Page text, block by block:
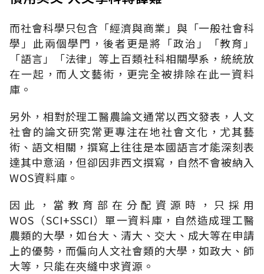
而社會科學只包含「經濟與商業」與「一般社會科
學」此兩個學門，後者更是將「政治」「教育」
「語言」「法律」等上百類社科相關學系，統統放
在一起，而人文藝術，更完全被排除在此一資料
庫。
另外，相對於理工醫農論文通常以西文發表，人文
社會的論文研究常更專注在地社會文化，尤其藝
術、語文相關，撰寫上往往是本國語言才能深刻表
達其中意涵，但卻因非西文撰寫，自然不會被納入
WOS資料庫。
因此，當教育部在分配資源時，只採用
WOS（SCI+SSCI）單一資料庫，自然造成理工醫
農類的大學，如台大、清大、交大、成大等在申請
上的優勢，而偏向人文社會類的大學，如政大、師
大等，只能在夾縫中求資源。